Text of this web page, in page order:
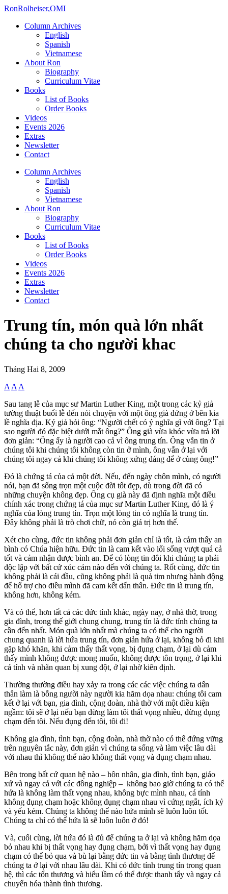
RonRolheiser,OMI
Column Archives
English
Spanish
Vietnamese
About Ron
Biography
Curriculum Vitae
Books
List of Books
Order Books
Videos
Events 2026
Extras
Newsletter
Contact
Column Archives
English
Spanish
Vietnamese
About Ron
Biography
Curriculum Vitae
Books
List of Books
Order Books
Videos
Events 2026
Extras
Newsletter
Contact
Trung tín, món quà lớn nhất
chúng ta cho người khac
Tháng Hai 8, 2009
A A A
Sau tang lễ của mục sư Martin Luther King, một trong các kỷ giả
tường thuật buổi lễ đến nói chuyện với một ông già đứng ở bên kia
lề nghĩa địa. Ký giả hỏi ông: “Người chết có ý nghĩa gì với ông? Tại
sao người đó đặc biệt dưới mắt ông?” Ông già vừa khóc vừa trả lời
đơn giản: “Ông ấy là người cao cả vì ông trung tín. Ông vẫn tin ở
chúng tôi khi chúng tôi không còn tin ở mình, ông vẫn ở lại với
chúng tôi ngay cả khi chúng tôi không xứng đáng để ở cùng ông!”
Đó là chứng tá của cả một đời. Nếu, đến ngày chôn mình, có người
nói, bạn đã sống trọn một cuộc đời tốt đẹp, dù trong đời đã có
những chuyện không đẹp. Ông cụ già này đã định nghĩa một điều
chính xác trong chứng tá của mục sư Martin Luther King, đó là ý
nghĩa của lòng trung tín. Trọn một lòng tin có nghĩa là trung tín.
Đây không phải là trò chơi chữ, nó còn giá trị hơn thế.
Xét cho cùng, đức tin không phải đơn giản chỉ là tốt, là cảm thấy an
bình có Chúa hiện hữu. Đức tin là cam kết vào lối sống vượt quá cả
tốt và cảm nhận được bình an. Để có lòng tin đôi khi chúng ta phải
độc lập với bất cứ xúc cảm nào đến với chúng ta. Rốt cùng, đức tin
không phải là cái đầu, cũng không phải là quả tim nhưng hành động
để hổ trợ cho điều mình đã cam kết dấn thân. Đức tin là trung tín,
không hơn, không kém.
Và có thể, hơn tất cả các đức tính khác, ngày nay, ở nhà thờ, trong
gia đình, trong thế giới chung chung, trung tín là đức tính chúng ta
cần đến nhất. Món quà lớn nhất mà chúng ta có thể cho người
chung quanh là lời hứa trung tín, đơn giản hứa ở lại, không bỏ đi khi
gặp khó khăn, khi cảm thấy thất vọng, bị đụng chạm, ở lại dù cảm
thấy mình không được mong muốn, không được tôn trọng, ở lại khi
cá tính và nhãn quan bị xung đột, ở lại nhờ kiên định.
Thường thường điều hay xảy ra trong các các việc chúng ta dấn
thân làm là bỗng người này người kia hăm dọa nhau: chúng tôi cam
kết ở lại với bạn, gia đình, cộng đoàn, nhà thờ với một điều kiện
ngầm: tôi sẽ ở lại nếu bạn đừng làm tôi thất vọng nhiều, đừng đụng
chạm đến tôi. Nếu đụng đến tôi, tôi đi!
Không gia đình, tình bạn, cộng đoàn, nhà thờ nào có thể đứng vững
trên nguyên tắc này, đơn giản vì chúng ta sống và làm việc lâu dài
với nhau thì không thể nào không thất vọng và đụng chạm nhau.
Bên trong bất cứ quan hệ nào – hôn nhân, gia đình, tình bạn, giáo
xứ và ngay cả với các đồng nghiệp – không bao giờ chúng ta có thể
hứa là không làm thất vọng nhau, không bực mình nhau, cá tính
không đụng chạm hoặc không đụng chạm nhau vì cứng ngắt, ích kỷ
và yếu kém. Chúng ta không thể nào hứa mình sẽ luôn luôn tốt.
Chúng ta chỉ có thể hứa là sẽ luôn luôn ở đó!
Và, cuối cùng, lời hứa đó là đủ để chúng ta ở lại và không hăm dọa
bỏ nhau khi bị thất vọng hay đụng chạm, bởi vì thất vọng hay đụng
chạm có thể bỏ qua và bù lại bằng đức tin và bằng tình thương để
chúng ta ở lại với nhau lâu dài. Khi có đức tính trung tín trong quan
hệ, thì các tổn thương và hiểu lầm có thể được thanh tẩy và ngay cả
chuyển hóa thành tình thương.